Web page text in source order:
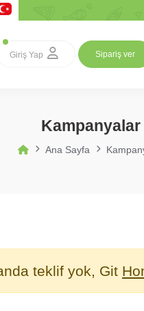
Giriş Yap Sipariş ver
Kampanyalar
Ana Sayfa
teklif yok, Git